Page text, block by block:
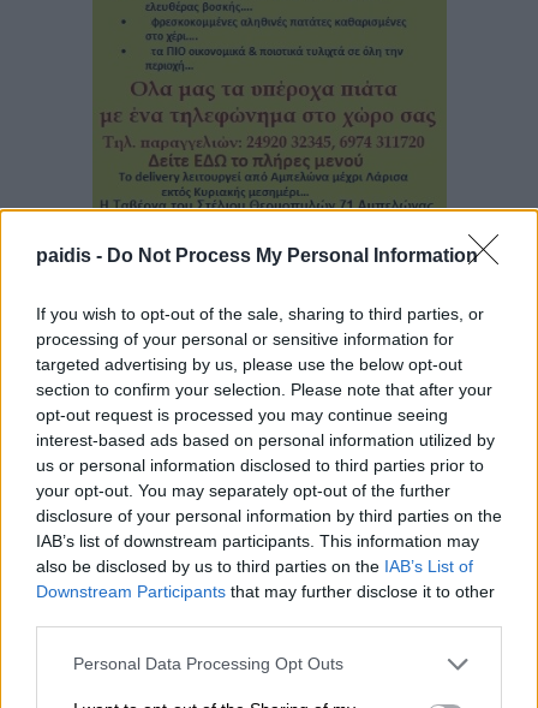
paidis - Do Not Process My Personal Information
If you wish to opt-out of the sale, sharing to third parties, or
processing of your personal or sensitive information for
targeted advertising by us, please use the below opt-out
section to confirm your selection. Please note that after your
opt-out request is processed you may continue seeing
interest-based ads based on personal information utilized by
us or personal information disclosed to third parties prior to
your opt-out. You may separately opt-out of the further
disclosure of your personal information by third parties on the
IAB’s list of downstream participants. This information may
also be disclosed by us to third parties on the IAB’s List of
Downstream Participants that may further disclose it to other
Personal Data Processing Opt Outs
▌ΤΕΛΕΥΤΑΙΑ ΝΕΑ